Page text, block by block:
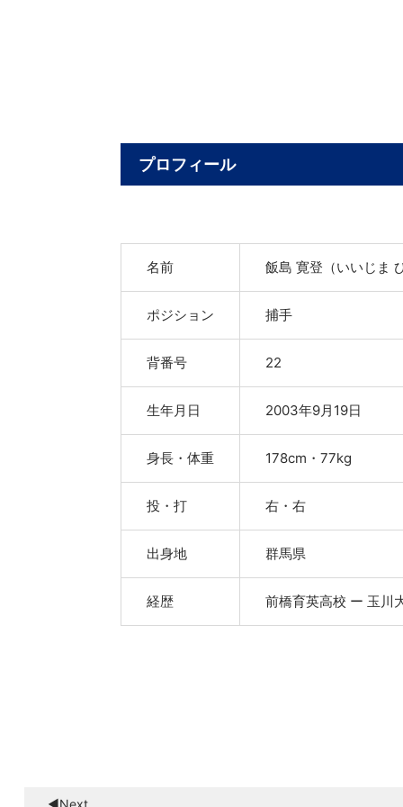
プロフィール
名前 飯島 寛登（いいじま
ポジション 捕手
背番号 22
生年月日 2003年9月19日
身長・体重 178cm・77kg
投・打 右・右
出身地 群馬県
経歴 前橋育英高校 ー 玉川
◀︎Next